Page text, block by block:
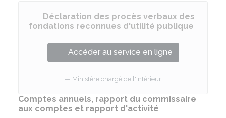
Déclaration des procès verbaux des
fondations reconnues d'utilité publique
Accéder au service en ligne
Ministère chargé de l'intérieur
Comptes annuels, rapport du commissaire
aux comptes et rapport d'activité